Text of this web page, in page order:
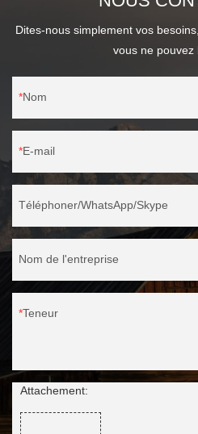
Dites-nous simplement vos
vous ne pouvez
Nom
E-mail
Téléphoner/WhatsApp/Skype
Nom de l'entreprise
Teneur
Attachement: